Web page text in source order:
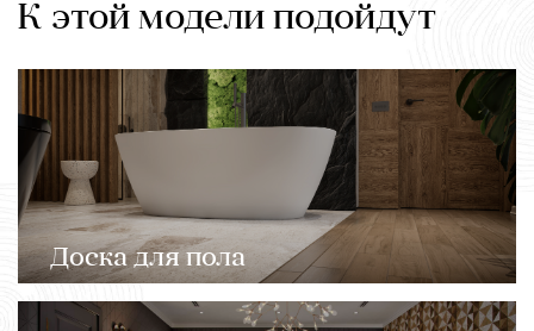
К этой модели подойдут
Доска для пола